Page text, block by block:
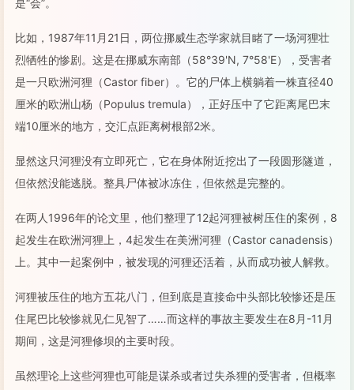
是“会”。
比如，1987年11月21日，两位挪威生态学家就目睹了一场河狸壮
烈牺牲的惨剧。这是在挪威东南部（58°39'N, 7°58'E），受害者
是一只欧洲河狸（Castor fiber）。它的尸体上横躺着一株直径40
厘米的欧洲山杨（Populus tremula），正好压中了它距离尾巴末
端10厘米的地方，交汇点距离树根部2米。
显然这只河狸没有立即死亡，它在身体附近挖出了一段圆形隧道，
但依然没能逃脱。整具尸体被冰冻住，但依然是完整的。
在两人1996年的论文里，他们整理了12起河狸被树压住的案例，8
起发生在欧洲河狸上，4起发生在美洲河狸（Castor canadensis）
上。其中一起案例中，被发现的河狸还活着，从而成功被人解救。
河狸被压住的地方五花八门，但到底是直接命中头部比较惨还是压
住尾巴比较惨就见仁见智了……而这样的事故主要发生在8月-11月
期间，这是河狸修坝的主要时段。
虽然理论上这些河狸也可能是谋杀或者过失杀狸的受害者，但概率